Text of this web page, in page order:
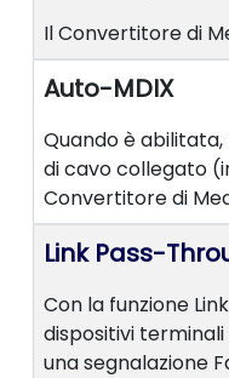
Il Convertitore di
Auto-MDIX
Quando è
di cavo collegato
Convertitore di
Link Pass-
Con la funzione
dispositivi
una segnalazione